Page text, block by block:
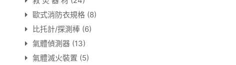
歐式消防衣規格 (8)
比托計/探測棒 (6)
氣體偵測器 (13)
氣體滅火裝置 (5)